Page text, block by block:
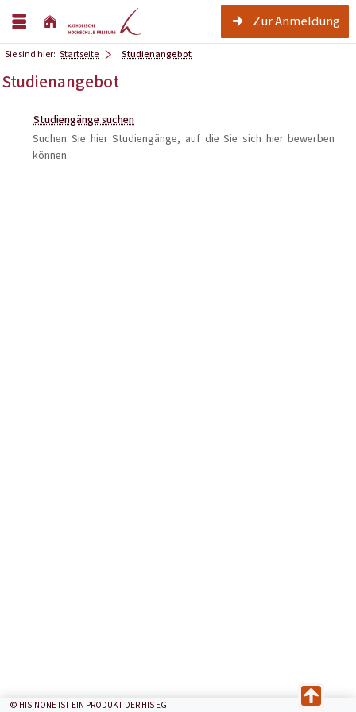
Zur Anmeldung
Sie sind hier: Startseite Studienangebot
Studienangebot
Studiengänge suchen
Suchen Sie hier Studiengänge, auf die Sie sich hier bewerben
können.
© HISINONE IST EIN PRODUKT DER HIS EG